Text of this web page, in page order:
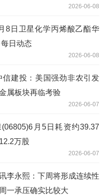
2026-06-08
8日卫星化学丙烯酸乙酯华
日动态
2026-06-08
信建投：美国强劲非农引发
属板块再临考验
2026-06-07
月5日耗资约39.37
万股
2026-06-07
李永熙：下周将形成连续性
一承压确实比较大